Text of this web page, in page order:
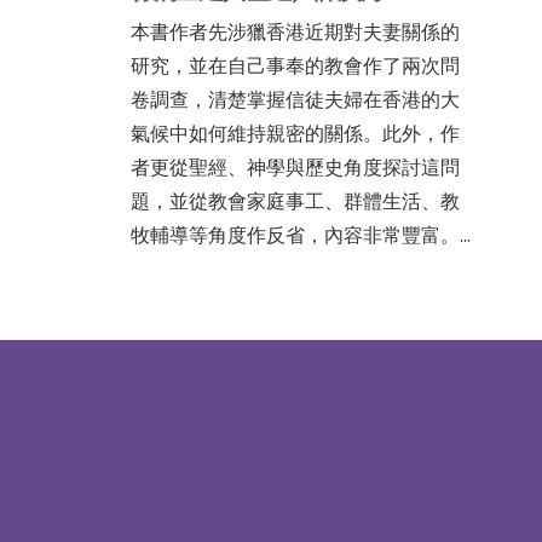
本書作者先涉獵香港近期對夫妻關係的
研究，並在自己事奉的教會作了兩次問
卷調查，清楚掌握信徒夫婦在香港的大
氣候中如何維持親密的關係。此外，作
者更從聖經、神學與歷史角度探討這問
題，並從教會家庭事工、群體生活、教
牧輔導等角度作反省，內容非常豐富。…